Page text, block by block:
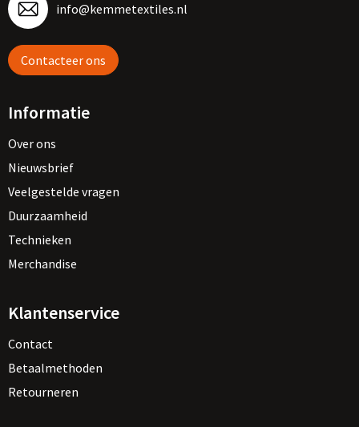
info@kemmetextiles.nl
Contacteer ons
Informatie
Over ons
Nieuwsbrief
Veelgestelde vragen
Duurzaamheid
Technieken
Merchandise
Klantenservice
Contact
Betaalmethoden
Retourneren